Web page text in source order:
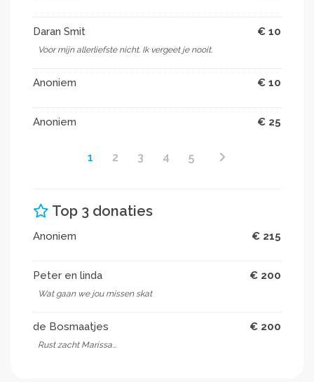
Daran Smit € 10
Voor mijn allerliefste nicht. Ik vergeet je nooit.
Anoniem € 10
Anoniem € 25
1 2 3 4 5
Top 3 donaties
Anoniem € 215
Peter en linda € 200
Wat gaan we jou missen skat
de Bosmaatjes € 200
Rust zacht Marissa...